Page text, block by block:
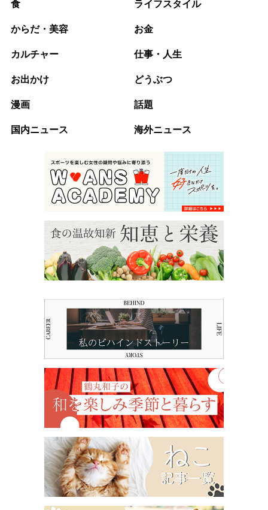
食 ライフスタイル
からだ・美容 お金
カルチャー 仕事・人生
お出かけ どうぶつ
漫画 話題
国内ニュース 海外ニュース